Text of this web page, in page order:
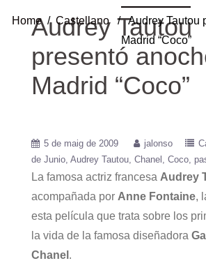
Home/ Castellano/ Audrey Tautou
Madrid “Coco”
Audrey Tautou
presentó
Madrid “Coco”
5 de maig de 2009 jalonso
de Junio Audrey Tautou Chanel Coco
La famosa actriz francesa Audrey
acompañada por Anne Fontaine,
esta película que trata sobre los
la vida de la famosa diseñadora
Chanel .